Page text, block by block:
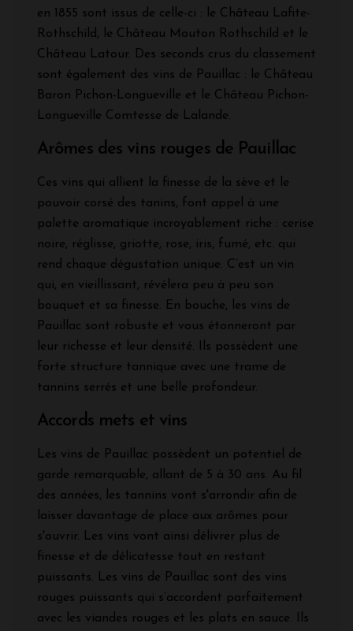
en 1855 sont issus de celle-ci : le Château Lafite-
Rothschild, le Château Mouton Rothschild et le
Château Latour. Des seconds crus du classement
sont également des vins de Pauillac : le Château
Baron Pichon-Longueville et le Château Pichon-
Longueville Comtesse de Lalande.
Arômes des vins rouges de Pauillac
Ces vins qui allient la finesse de la sève et le
pouvoir corsé des tanins, font appel à une
palette aromatique incroyablement riche : cerise
noire, réglisse, griotte, rose, iris, fumé, etc. qui
rend chaque dégustation unique. C’est un vin
qui, en vieillissant, révélera peu à peu son
bouquet et sa finesse. En bouche, les vins de
Pauillac sont robuste et vous étonneront par
leur richesse et leur densité. Ils possèdent une
forte structure tannique avec une trame de
tannins serrés et une belle profondeur.
Accords mets et vins
Les vins de Pauillac possèdent un potentiel de
garde remarquable, allant de 5 à 30 ans. Au fil
des années, les tannins vont s'arrondir afin de
laisser davantage de place aux arômes pour
s'ouvrir. Les vins vont ainsi délivrer plus de
finesse et de délicatesse tout en restant
puissants. Les vins de Pauillac sont des vins
rouges puissants qui s’accordent parfaitement
avec les viandes rouges et les plats en sauce. Ils